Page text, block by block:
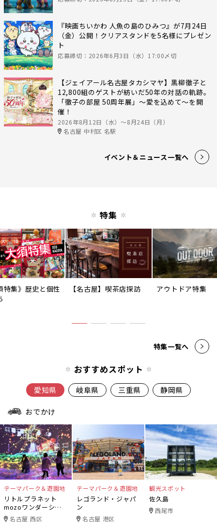
『映画ちいかわ 人魚の島のひみつ』が7月24日
（金）公開！クリアスタンドを5名様にプレゼン
ト
応募締切：2026年6月3日（水）17:00〆切
【ジェイアール名古屋タカシマヤ】黒柳徹子と
12,800組のゲストが紡いだ50年の対話の軌跡。
「徹子の部屋 50周年展」～愛を込めて～を開
催！
2026年8月12日（水）〜8月24日（月）
名古屋 中村区 名駅
イベント＆ニュース一覧へ
特集
特集》歴史と個性
【名古屋】喫茶店探訪 アウトドア特集
特集一覧へ
おすすめスポット
愛知県 岐阜県 三重県 静岡県
おでかけ
テーマパーク＆遊園地
リトルプラネット
mozoワンダーシテ
ィ 名古屋 西区
テーマパーク＆遊園地
レゴランド・ジャパ
ン
名古屋 港区
観光スポット
佐久島
西尾市